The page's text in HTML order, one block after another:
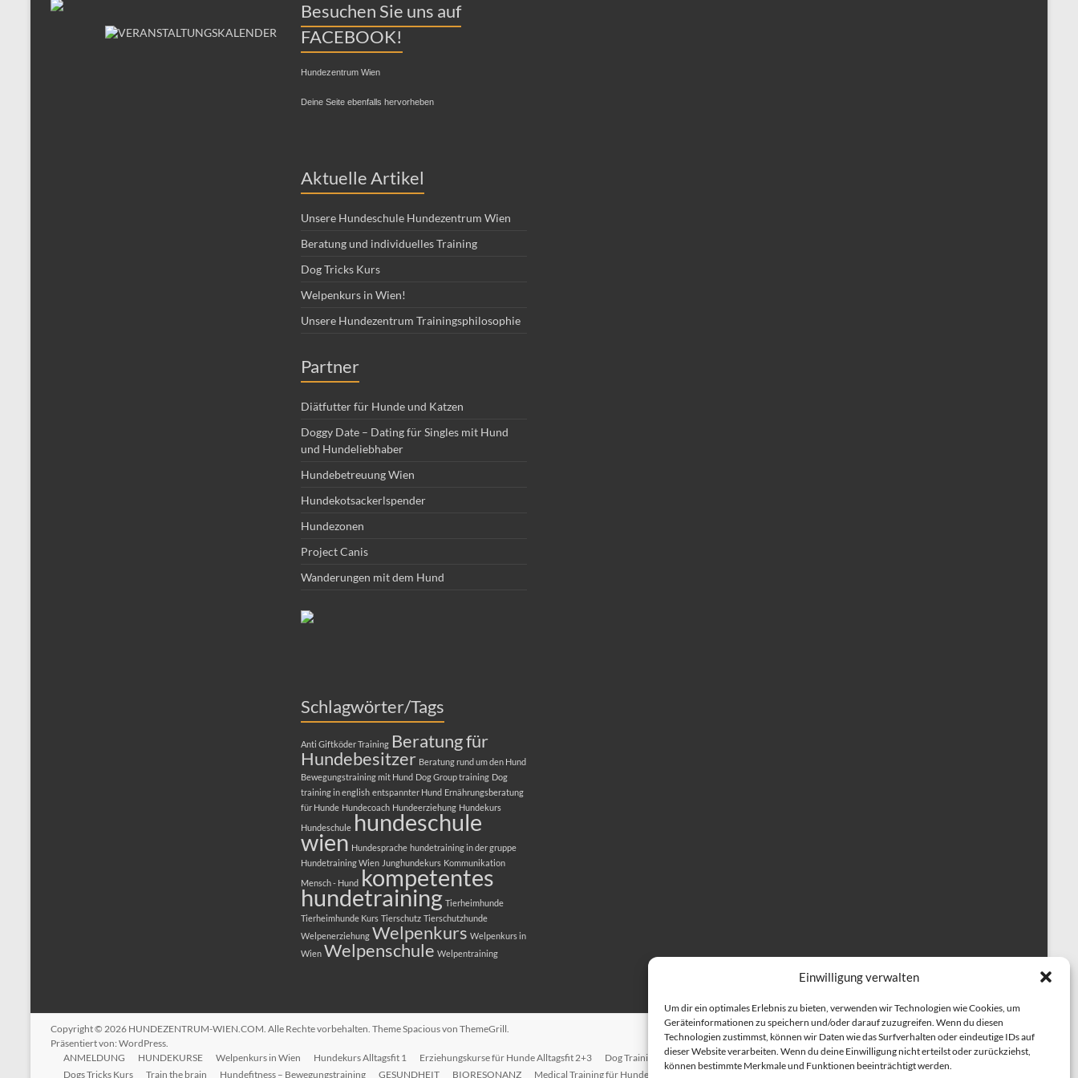
Einwilligung verwalten
Um dir ein optimales Erlebnis zu bieten, verwenden wir Technologien wie Cookies, um
Geräteinformationen zu speichern und/oder darauf zuzugreifen. Wenn du diesen
Technologien zustimmst, können wir Daten wie das Surfverhalten oder eindeutige IDs auf
dieser Website verarbeiten. Wenn du deine Einwilligung nicht erteilst oder zurückziehst,
können bestimmte Merkmale und Funktionen beeinträchtigt werden.
Besuchen Sie uns auf
FACEBOOK!
Hundezentrum Wien
Deine Seite ebenfalls hervorheben
Aktuelle Artikel
Unsere Hundeschule Hundezentrum Wien
Beratung und individuelles Training
Dog Tricks Kurs
Welpenkurs in Wien!
Unsere Hundezentrum Trainingsphilosophie
Partner
Diätfutter für Hunde und Katzen
Doggy Date – Dating für Singles mit Hund
und Hundeliebhaber
Hundebetreuung Wien
Hundekotsackerlspender
Hundezonen
Project Canis
Wanderungen mit dem Hund
Schlagwörter/Tags
Anti Giftköder Training Beratung für
Hundebesitzer Beratung rund um den Hund
Bewegungstraining mit Hund Dog Group training Dog
training in english entspannter Hund Ernährungsberatung
für Hunde Hundecoach Hundeerziehung Hundekurs
Hundeschule hundeschule
wien Hundesprache hundetraining in der gruppe
Hundetraining Wien Junghundekurs Kommunikation
Mensch - Hund kompetentes
hundetraining Tierheimhunde
Tierheimhunde Kurs Tierschutz Tierschutzhunde
Welpenerziehung Welpenkurs Welpenkurs in
Wien Welpenschule Welpentraining
Copyright © 2026 HUNDEZENTRUM-WIEN.COM. Alle Rechte vorbehalten. ThemeSpaciousvon ThemeGrill.
Präsentiert von: WordPress.
ANMELDUNG
HUNDEKURSE Welpenkurs in Wien Hundekurs Alltagsfit 1 Erziehungskurse für Hunde Alltagsfit 2+3 Dog Training in English Therapiehundeausbildung
BESCHÄFTIGUNGSKURSE
Dogs Tricks Kurs
Train the brain Hundefitness – Bewegungstraining GESUNDHEIT BIORESONANZ Medical Training für Hunde ÜBER UNS